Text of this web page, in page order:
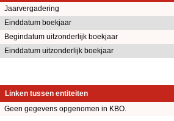
Jaarvergadering
Einddatum boekjaar
Begindatum uitzonderlijk boekjaar
Einddatum uitzonderlijk boekjaar
Linken tussen entiteiten
Geen gegevens opgenomen in KBO.